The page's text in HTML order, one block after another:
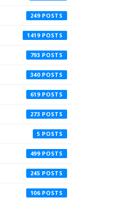
249
1419
793
340
619
273
5
499
245
106